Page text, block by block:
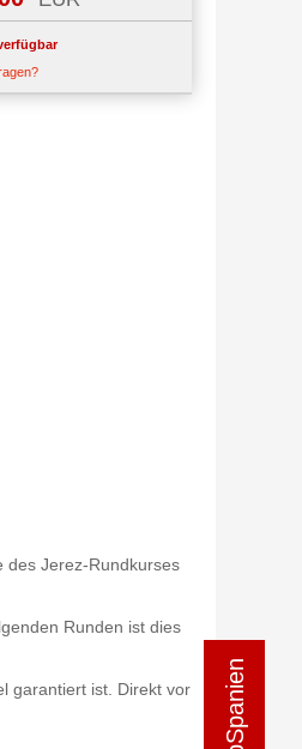
des Jerez-Rundkurses
Runden ist dies
garantiert ist. Direkt vor